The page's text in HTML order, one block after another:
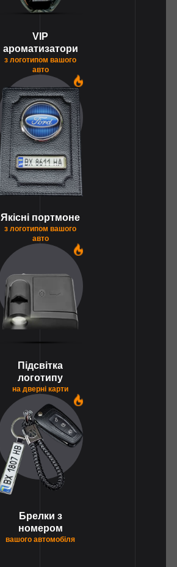
VIP
ароматизатори
з логотипом вашого
авто
Якісні портмоне
з логотипом вашого
авто
Підсвітка
логотипу
на дверні карти
Брелки з
номером
вашого автомобіля